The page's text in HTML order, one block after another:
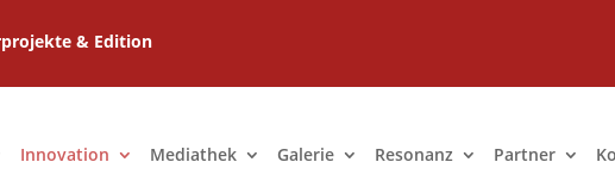
& Edition
Innovation Mediathek Galerie Resonanz Partner